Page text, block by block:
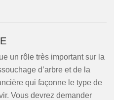
un rôle très important sur la
d’arbre et de la
qui façonne le type de
Vous devrez demander